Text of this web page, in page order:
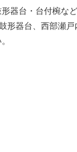
器台・台付椀など
器台、西部瀬戸